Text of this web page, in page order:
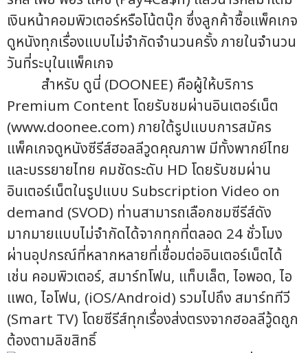
เงินหน้าคอมพิวเตอร์หรือโน้ตบุ๊ก ซึ่งลูกค้าซื้อแพ็คเกจ
ดูหนังทุกเรื่องแบบไม่จำกัดจำนวนครั้ง ภายในจำนวน
วันที่ระบุในแพ็คเกจ
สำหรับ ดูนี่ (DOONEE) คือผู้ให้บริการ
Premium Content โดยรับชมผ่านอินเตอร์เน็ต
(www.doonee.com) ภายใต้รูปแบบการสมัคร
แพ็คเกจดูหนังซีรีส์ฮอลลีวูดคุณภาพ มีทั้งพากย์ไทย
และบรรยายไทย คมชัดระดับ HD โดยรับชมผ่าน
อินเตอร์เน็ตในรูปแบบ Subscription Video on
demand (SVOD) ท่านสามารถเลือกชมซีรีส์ดัง
มากมายแบบไม่จำกัดได้จากทุกที่ตลอด 24 ชั่วโมง
ผ่านอุปกรณ์ที่หลากหลายที่เชื่อมต่ออินเตอร์เน็ตได้
เช่น คอมพิวเตอร์, สมาร์ทโฟน, แท็บเล็ต, ไอพอด, ไอ
แพด, ไอโฟน, (iOS/Android) รวมไปถึง สมาร์ททีวี
(Smart TV) โดยซีรีส์ทุกเรื่องส่งตรงจากฮอลลีวู้ดถูก
ต้องตามลิขสิทธิ์